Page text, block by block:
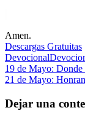
Amen.
Descargas Gratuitas
Devocional
Navegación
de
entradas
Entrada
anterior:
19 de Mayo: Donde
Siguiente
21 de Mayo:
Dejar una